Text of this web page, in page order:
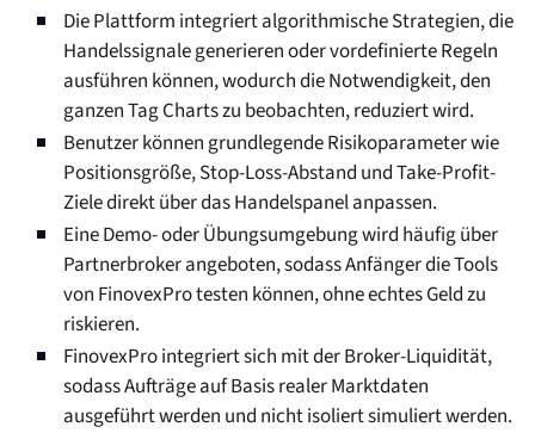
Die Plattform integriert algorithmische Strategien, die
Handelssignale generieren oder vordefinierte Regeln
ausführen können, wodurch die Notwendigkeit, den
ganzen Tag Charts zu beobachten, reduziert wird.
Benutzer können grundlegende Risikoparameter wie
Positionsgröße, Stop-Loss-Abstand und Take-Profit-
Ziele direkt über das Handelspanel anpassen.
Eine Demo- oder Übungsumgebung wird häufig über
Partnerbroker angeboten, sodass Anfänger die Tools
von FinovexPro testen können, ohne echtes Geld zu
riskieren.
FinovexPro integriert sich mit der Broker-Liquidität,
sodass Aufträge auf Basis realer Marktdaten
ausgeführt werden und nicht isoliert simuliert werden.